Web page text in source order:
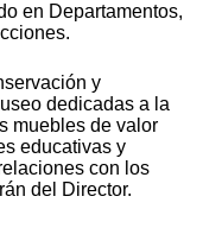
en Departamentos,
y
dedicadas a la
muebles de valor
educativas y
con los
del Director.